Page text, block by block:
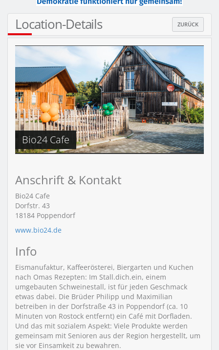
Location-Details ZURÜCK
Bio24 Cafe
Anschrift & Kontakt
Bio24 Cafe
Dorfstr. 43
18184 Poppendorf
www.bio24.de
Info
Eismanufaktur, Kaffeerösterei, Biergarten und Kuchen
nach Omas Rezepten: Im Stall.dich.ein, einem
umgebauten Schweinestall, ist für jeden Geschmack
etwas dabei. Die Brüder Philipp und Maximilian
betreiben in der Dorfstraße 43 in Poppendorf (ca. 10
Minuten von Rostock entfernt) ein Café mit Dorfladen.
Und das mit sozialem Aspekt: Viele Produkte werden
gemeinsam mit Senioren aus der Region hergestellt, um
sie vor Einsamkeit zu bewahren.